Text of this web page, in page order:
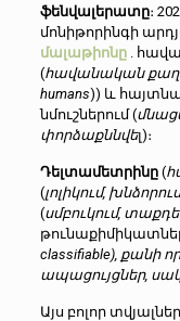
ֆենվալերատը։
մոնիթորինգի
մալաթիոնը.
(հավանական
humans)) և
նմուշներում (
փորձաքննվել)։
Դելտամետրինը(
(լոլիկում,
(սմբուկում,
classifiable), քանի
ապացույցներ,
Այս բոլոր